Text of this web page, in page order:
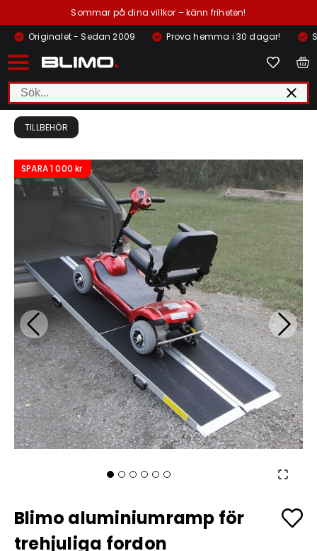
Sommar på dina villkor – känn friheten!
Originalet - Sedan 2009
Prova hemma i 30 dagar!
TILLBEHÖR
SPARA1 000 kr
Blimo aluminiumramp för
trehjuliga fordon